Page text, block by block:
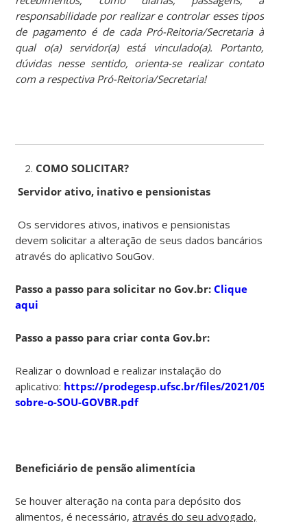
responsabilidade por realizar e controlar esses tipos
de pagamento é de cada Pró-Reitoria/Secretaria à
qual o(a) servidor(a) está vinculado(a). Portanto,
dúvidas nesse sentido, orienta-se realizar contato
com a respectiva Pró-Reitoria/Secretaria!
COMO SOLICITAR?
Servidor ativo, inativo e pensionistas
Os servidores ativos, inativos e pensionistas
devem solicitar a alteração de seus dados bancários
através do aplicativo SouGov.
Passo a passo para solicitar no Gov.br:Clique
aqui
Passo a passo para criar conta Gov.br:
Realizar o download e realizar instalação do
aplicativo: https://prodegesp.ufsc.br/files/2021/05/
sobre-o-SOU-GOVBR.pdf
Beneficiário de pensão alimentícia
Se houver alteração na conta para depósito dos
alimentos, é necessário,através do seu advogado,